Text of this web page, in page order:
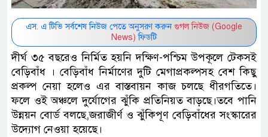
এস. এ টিভি সর্বশেষ নিউজ পেতে অনুসরণ করুন গুগল নিউজ (Google
News) ফিডটি
দীর্ঘ ৩৫ বছরেও নির্মিত হয়নি দক্ষিণ-পশ্চিম উপকূলে টেকসই
বেড়িবাঁধ । বেড়িবাঁধ নির্মাণের দুটি মেগাপ্রকল্পসহ বেশ কিছু
প্রকল্প নেয়া হলেও এর বাস্তবায়ন কাজ চলছে ধীরগতিতে।
ফলে ওই অঞ্চলে দুর্যোগের ঝুঁকি প্রতিনিয়ত বাড়ছে।তবে পানি
উন্নয়ন বোর্ড বলছে,জরাজীর্ণ ও ঝুঁকিপূণ বেড়িবাঁধের সংস্কারের
উদ্যোগ নেওয়া হয়েছে।